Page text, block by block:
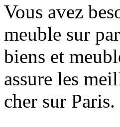
Vous avez
meuble sur
biens et
assure les
cher sur Paris.